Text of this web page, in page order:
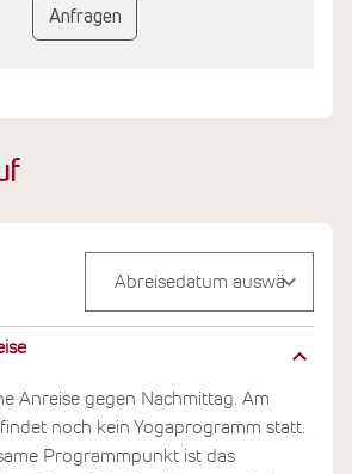
Anreise gegen Nachmittag. Am
noch kein Yogaprogramm statt.
Programmpunkt ist das
Anfragen